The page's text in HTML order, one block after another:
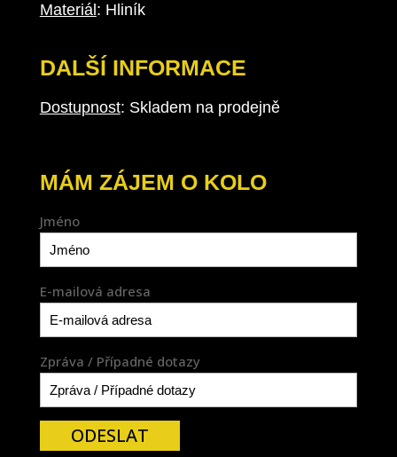
Materiál : Hliník
DALŠÍ INFORMACE
Dostupnost: Skladem na prodejně
MÁM ZÁJEM O KOLO
Jméno
E-mailová adresa
Zpráva / Případné dotazy
ODESLAT